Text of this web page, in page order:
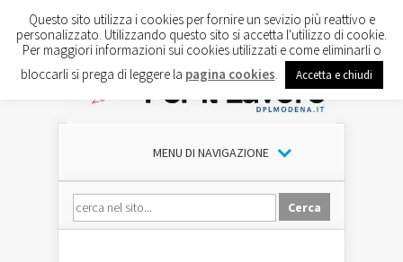
MENU DI NAVIGAZIONE
Questo sito utilizza i cookies per fornire un sevizio più reattivo e
personalizzato. Utilizzando questo sito si accetta l'utilizzo di cookie.
Per maggiori informazioni sui cookies utilizzati e come eliminarli o
bloccarli si prega di leggere la pagina cookies Accetta e chiudi